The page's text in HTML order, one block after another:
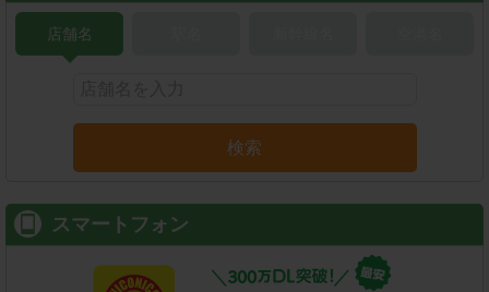
店舗名
検索
スマートフォン